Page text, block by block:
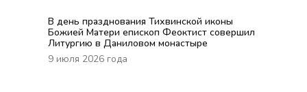
В день празднования Тихвинской иконы
Божией Матери епископ Феоктист совершил
Литургию в Даниловом монастыре
9 июля 2026 года